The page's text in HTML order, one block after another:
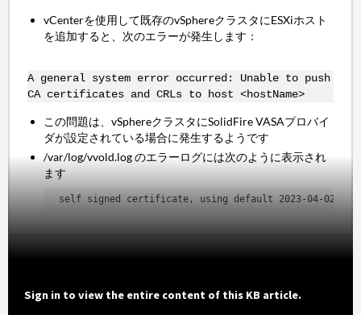
vCenterを使用して既存のvSphereクラスタにESXiホスト
を追加すると、次のエラーが発生します：
A general system error occurred: Unable to push
CA certificates and CRLs to host <hostName>
この問題は、vSphereクラスタにSolidFire VASAプロバイ
ダが設定されている場合に発生するようです
/var/log/vvold.log のエラーログには次のように表示され
ます
self signed certificate, using default 2023-04-
Sign in to view the entire content of this KB article.